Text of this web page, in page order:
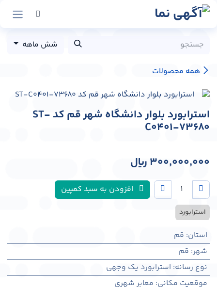
پرش به محتوا
همه محصولات
شش ماهه
استرابورد بلوار دانشگاه شهر قم کد ST-
C0401-73680
300,000,000 ﷼
افزودن به سبد کمپین
استرابورد
استان: قم
شهر: قم
نوع رسانه: استرابورد یک وجهی
موقعیت مکانی: معابر شهری